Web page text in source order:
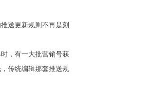
送更新规则不再是刻
，有一大批营销号获
传统编辑那套推送规